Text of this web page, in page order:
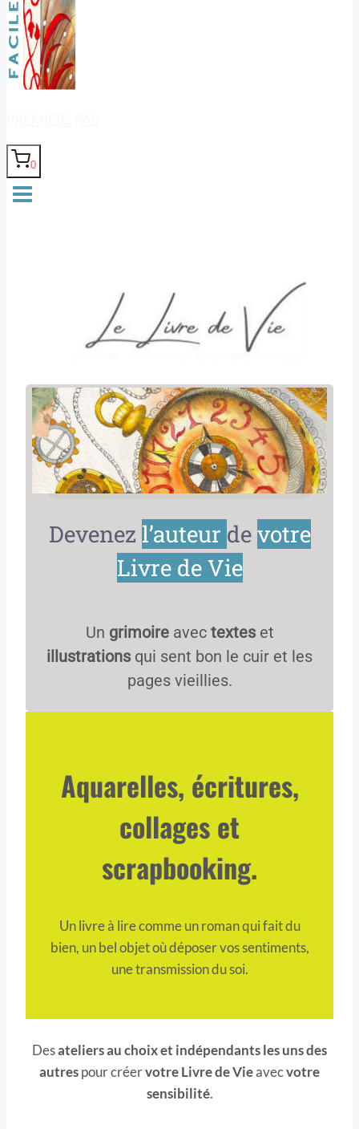
0
Devenez l’auteur devotre
Livre de Vie
Un grimoireavec texteset
illustrations qui sent bon le cuir et les
pages vieillies.
Aquarelles, écritures,
collages et
scrapbooking.
Un livre à lire comme un roman qui fait du
bien, un bel objet où déposer vos sentiments,
une transmission du soi.
Desateliers au choix et indépendants les uns des
autrespour créervotre Livre de Vieavecvotre
sensibilité.